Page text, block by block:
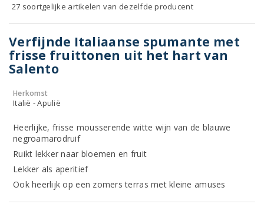
27 soortgelijke artikelen van dezelfde producent
Verfijnde Italiaanse spumante met
frisse fruittonen uit het hart van
Salento
Herkomst
Italië - Apulië
Heerlijke, frisse mousserende witte wijn van de blauwe
negroamarodruif
Ruikt lekker naar bloemen en fruit
Lekker als aperitief
Ook heerlijk op een zomers terras met kleine amuses